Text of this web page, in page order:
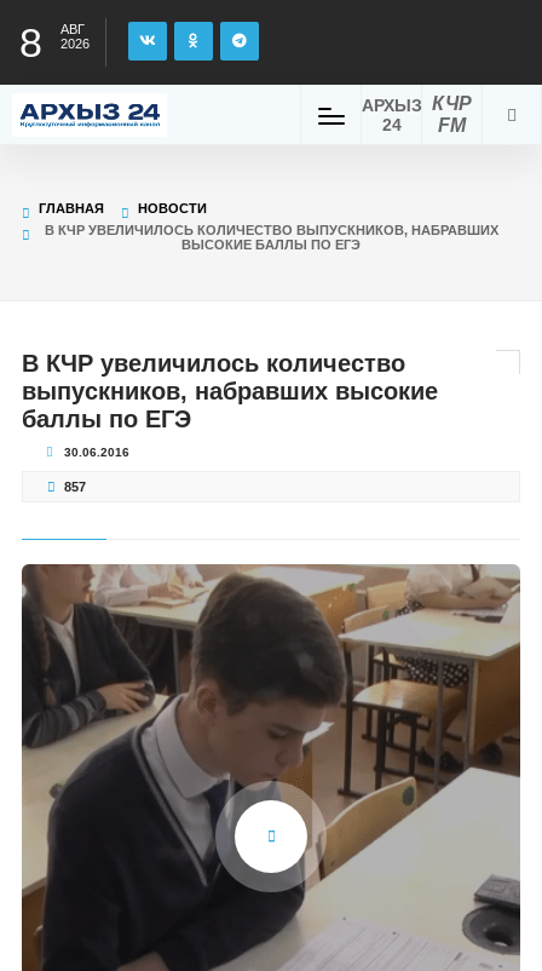
8
АВГ
2026
КЧР
FM
АРХЫЗ
24
ГЛАВНАЯ
НОВОСТИ
В КЧР УВЕЛИЧИЛОСЬ КОЛИЧЕСТВО ВЫПУСКНИКОВ, НАБРАВШИХ
ВЫСОКИЕ БАЛЛЫ ПО ЕГЭ
В КЧР увеличилось количество
выпускников, набравших высокие
баллы по ЕГЭ
30.06.2016
857